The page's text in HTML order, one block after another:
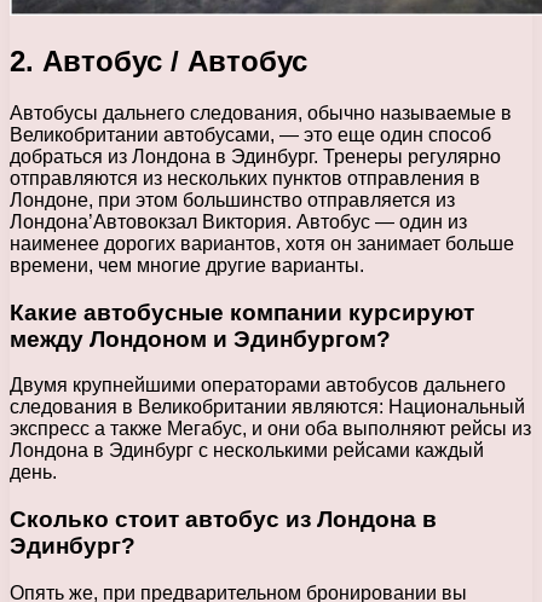
2. Автобус / Автобус
Автобусы дальнего следования, обычно называемые в
Великобритании автобусами, — это еще один способ
добраться из Лондона в Эдинбург. Тренеры регулярно
отправляются из нескольких пунктов отправления в
Лондоне, при этом большинство отправляется из
Лондона’Автовокзал Виктория. Автобус — один из
наименее дорогих вариантов, хотя он занимает больше
времени, чем многие другие варианты.
Какие автобусные компании курсируют
между Лондоном и Эдинбургом?
Двумя крупнейшими операторами автобусов дальнего
следования в Великобритании являются: Национальный
экспресс а также Мегабус, и они оба выполняют рейсы из
Лондона в Эдинбург с несколькими рейсами каждый
день.
Сколько стоит автобус из Лондона в
Эдинбург?
Опять же, при предварительном бронировании вы